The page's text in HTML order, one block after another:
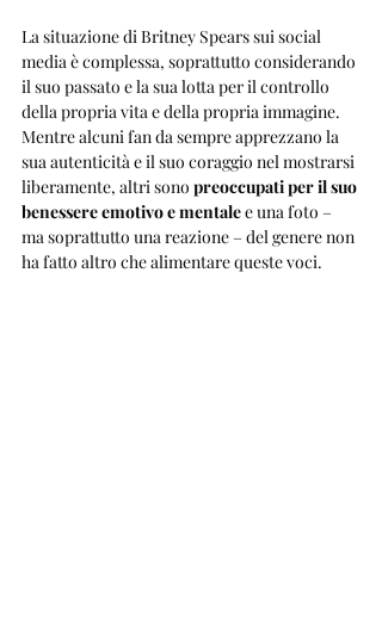
La situazione di Britney Spears sui social
media è complessa, soprattutto considerando
il suo passato e la sua lotta per il controllo
della propria vita e della propria immagine.
Mentre alcuni fan da sempre apprezzano la
sua autenticità e il suo coraggio nel mostrarsi
liberamente, altri sono preoccupati per il suo
benessere emotivo e mentale e una foto –
ma soprattutto una reazione – del genere non
ha fatto altro che alimentare queste voci.